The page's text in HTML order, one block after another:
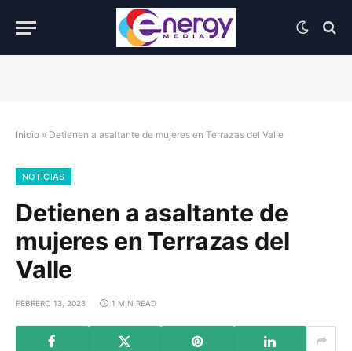
Inicio » Detienen a asaltante de mujeres en Terrazas del Valle
NOTICIAS
Detienen a asaltante de
mujeres en Terrazas del
Valle
FEBRERO 13, 2023 1 MIN READ